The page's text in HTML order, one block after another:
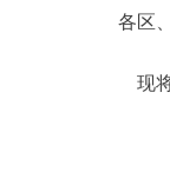
各区
现